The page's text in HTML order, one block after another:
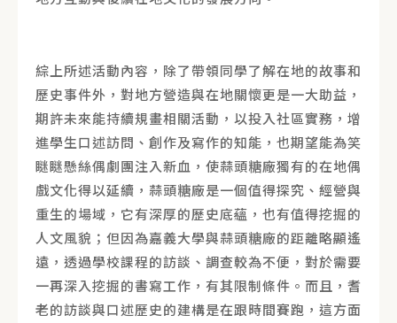
綜上所述活動內容，除了帶領同學了解在地的故事和
歷史事件外，對地方營造與在地關懷更是一大助益，
期許未來能持續規畫相關活動，以投入社區實務，增
進學生口述訪問、創作及寫作的知能，也期望能為笑
瞇瞇懸絲偶劇團注入新血，使蒜頭糖廠獨有的在地偶
戲文化得以延續，蒜頭糖廠是一個值得探究、經營與
重生的場域，它有深厚的歷史底蘊，也有值得挖掘的
人文風貌；但因為嘉義大學與蒜頭糖廠的距離略顯遙
遠，透過學校課程的訪談、調查較為不便，對於需要
一再深入挖掘的書寫工作，有其限制條件。而且，耆
老的訪談與口述歷史的建構是在跟時間賽跑，這方面